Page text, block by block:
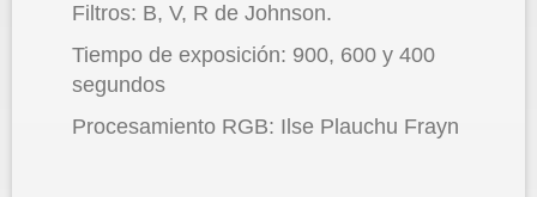
Filtros: B, V, R de Johnson.
Tiempo de exposición: 900, 600 y 400
segundos
Procesamiento RGB: Ilse Plauchu Frayn